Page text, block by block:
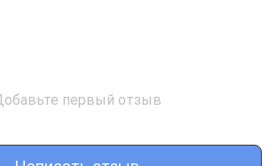
первый отзыв